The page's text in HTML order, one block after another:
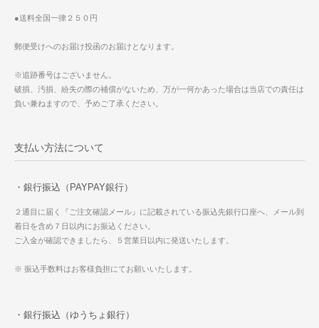
●送料全国一律２５０円
郵便受けへのお届け投函のお届けとなります。
※追跡番号はございません。
破損、汚損、紛失の際の補償がないため、万が一何かあった場合は当店での責任は
負い兼ねますので、予めご了承ください。
支払い方法について
・銀行振込（PAYPAY銀行）
２通目に届く『ご注文確認メール』に記載されている振込先銀行口座へ、メール到
着日を含め７日以内にお振込ください。
ご入金が確認できましたら、５営業日以内に発送いたします。
※ 振込手数料はお客様負担にてお願いいたします。
・銀行振込（ゆうちょ銀行）